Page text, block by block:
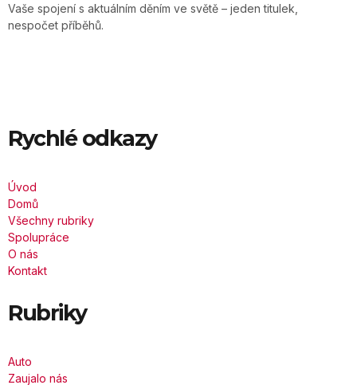
Vaše spojení s aktuálním děním ve světě – jeden titulek,
nespočet příběhů.
Rychlé odkazy
Úvod
Domů
Všechny rubriky
Spolupráce
O nás
Kontakt
Rubriky
Auto
Zaujalo nás